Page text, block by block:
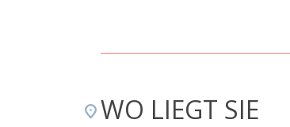
WO LIEGT SIE